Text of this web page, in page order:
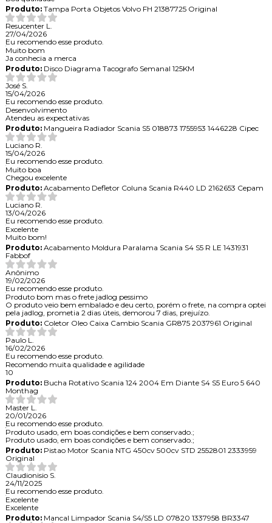
Produto:Tampa Porta Objetos Volvo FH 21387725 Original
Resucenter L.
27/04/2026
Eu recomendo esse produto.
Muito bom
Ja conhecia a merca
Produto:Disco Diagrama Tacografo Semanal 125KM
José S.
15/04/2026
Eu recomendo esse produto.
Desenvolvimento
Atendeu as expectativas
Produto:Mangueira Radiador Scania S5 018873 1755953 1446228 Cipec
Luciano R.
15/04/2026
Eu recomendo esse produto.
Muito boa
Chegou excelente
Produto:Acabamento Defletor Coluna Scania R440 LD 2162653 Cepam
Luciano R.
13/04/2026
Eu recomendo esse produto.
Excelente
Muito bom!
Produto:Acabamento Moldura Paralama Scania S4 S5 R LE 1431931
Fabbof
Anônimo
19/02/2026
Eu recomendo esse produto.
Produto bom mas o frete jadlog pessimo
O produto veio bem embalado e deu certo, porém o frete, na compra optei
pela jadlog, prometia 2 dias úteis, demorou 7 dias, prejuízo.
Produto:Coletor Oleo Caixa Cambio Scania GR875 2037961 Original
Paulo L.
16/02/2026
Eu recomendo esse produto.
Recomendo muita qualidade e agilidade
10
Produto:Bucha Rotativo Scania 124 2004 Em Diante S4 S5 Euro 5 640
Monthag
Master L.
20/01/2026
Eu recomendo esse produto.
Produto usado, em boas condições e bem conservado.;
Produto usado, em boas condições e bem conservado.;
Produto:Pistao Motor Scania NTG 450cv 500cv STD 2552801 2333959
Original
Claudionisio S.
24/11/2025
Eu recomendo esse produto.
Excelente
Excelente
Produto:Mancal Limpador Scania S4/S5 LD 07820 1337958 BR3347